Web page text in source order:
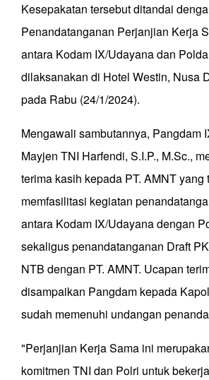
Kesepakatan tersebut ditandai
Penandatanganan Perjanjian Kerja
antara Kodam IX/Udayana dan
dilaksanakan di Hotel Westin, Nusa
pada Rabu (24/1/2024).
Mengawali sambutannya, Pangdam
Mayjen TNI Harfendi, S.I.P., M.Sc.,
terima kasih kepada PT. AMNT yang
memfasilitasi kegiatan
antara Kodam IX/Udayana dengan
sekaligus penandatanganan Draft
NTB dengan PT. AMNT. Ucapan
disampaikan Pangdam kepada
sudah memenuhi undangan
"Perjanjian Kerja Sama ini
komitmen TNI dan Polri untuk